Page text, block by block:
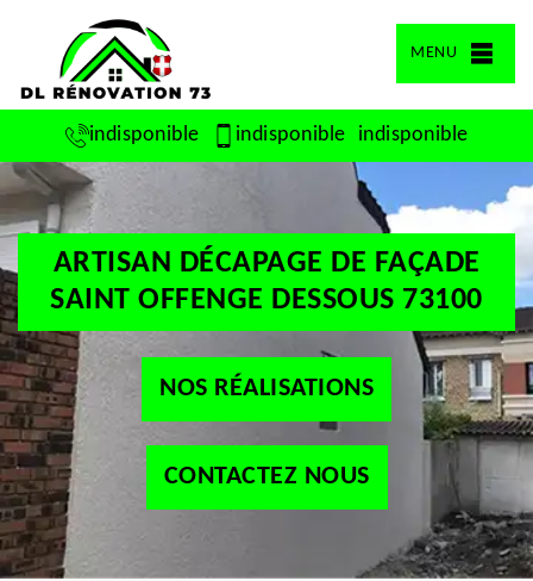
MENU
indisponible indisponible indisponible
ARTISAN DÉCAPAGE DE FAÇADE
SAINT OFFENGE DESSOUS 73100
NOS RÉALISATIONS
CONTACTEZ NOUS